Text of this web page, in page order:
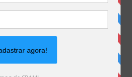
Fortaleza (CE) visando acompanhar
comandada por ISPs
|jul 20, 2018